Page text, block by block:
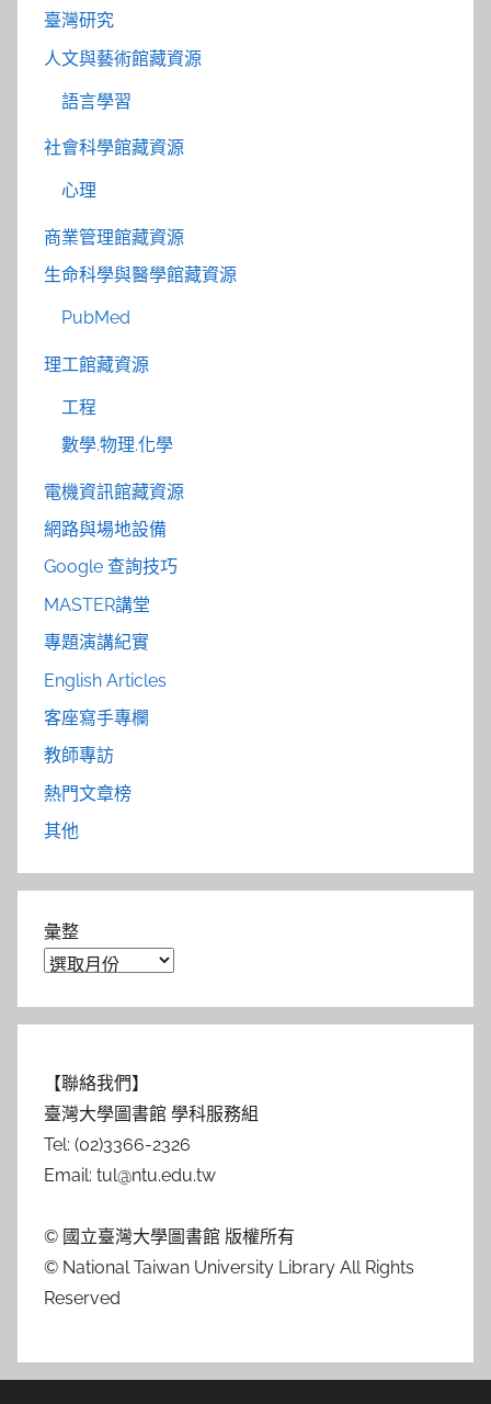
臺灣研究
人文與藝術館藏資源
語言學習
社會科學館藏資源
心理
商業管理館藏資源
生命科學與醫學館藏資源
PubMed
理工館藏資源
工程
數學.物理.化學
電機資訊館藏資源
網路與場地設備
Google 查詢技巧
MASTER講堂
專題演講紀實
English Articles
客座寫手專欄
教師專訪
熱門文章榜
其他
彙整
【聯絡我們】
臺灣大學圖書館 學科服務組
Tel: (02)3366-2326
Email: tul@ntu.edu.tw
© 國立臺灣大學圖書館 版權所有
© National Taiwan University Library All Rights
Reserved